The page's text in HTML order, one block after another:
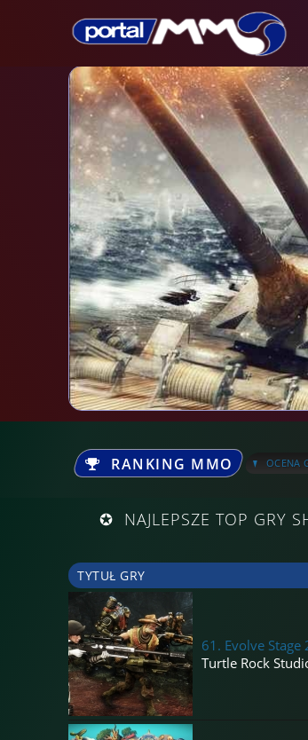
RANKING MMO ^ OCENA
✪ NAJLEPSZE TOP
TYTUŁ GRY
61. Evolve Stage
Turtle Rock